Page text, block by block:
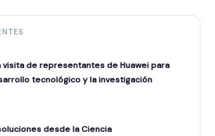
visita de representantes de Huawei para
tecnológico y la investigación
desde la Ciencia